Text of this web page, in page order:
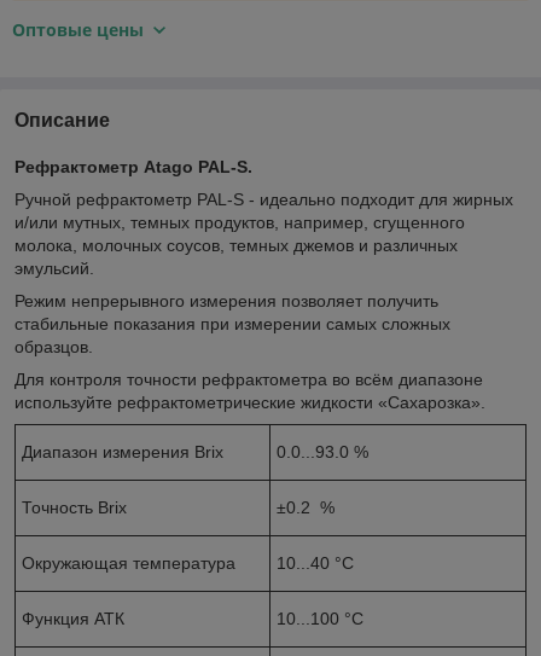
Оптовые цены
Описание
Рефрактометр Atago PAL-S.
Ручной рефрактометр PAL-S - идеально подходит для жирных
и/или мутных, темных продуктов, например, сгущенного
молока, молочных соусов, темных джемов и различных
эмульсий.
Режим непрерывного измерения позволяет получить
стабильные показания при измерении самых сложных
образцов.
Для контроля точности рефрактометра во всём диапазоне
используйте рефрактометрические жидкости «Сахарозка».
Диапазон измерения Brix 0.0...93.0 %
Точность Brix ±0.2 %
Окружающая температура 10...40 °C
Функция АТК 10...100 °C